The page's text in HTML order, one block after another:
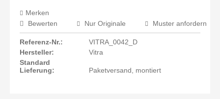
Merken
Bewerten
Nur Originale Muster anfordern
Referenz-Nr.:
VITRA_0042_D
Hersteller:
Vitra
Standard
Lieferung:
Paketversand, montiert